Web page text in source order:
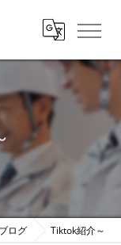
ブログ Tiktok紹介～